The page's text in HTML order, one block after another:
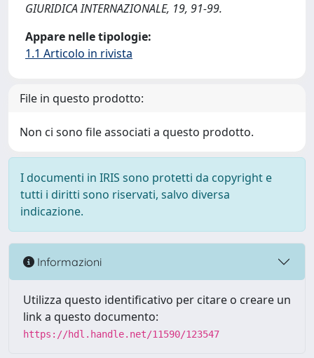
GIURIDICA INTERNAZIONALE, 19, 91-99.
Appare nelle tipologie:
1.1 Articolo in rivista
File in questo prodotto:
Non ci sono file associati a questo prodotto.
I documenti in IRIS sono protetti da copyright e
tutti i diritti sono riservati, salvo diversa
indicazione.
Informazioni
Utilizza questo identificativo per citare o creare un
link a questo documento:
https://hdl.handle.net/11590/123547